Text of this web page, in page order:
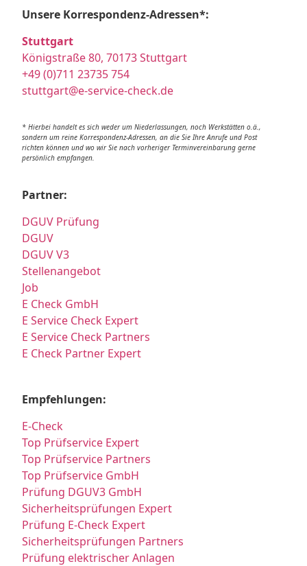
Unsere Korrespondenz-Adressen*:
Stuttgart
Königstraße 80, 70173 Stuttgart
+49 (0)711 23735 754
stuttgart@e-service-check.de
* Hierbei handelt es sich weder um Niederlassungen, noch Werkstätten o.ä.,
sondern um reine Korrespondenz-Adressen, an die Sie Ihre Anrufe und Post
richten können und wo wir Sie nach vorheriger Terminvereinbarung gerne
persönlich empfangen.
Partner:
DGUV Prüfung
DGUV
DGUV V3
Stellenangebot
Job
E Check GmbH
E Service Check Expert
E Service Check Partners
E Check Partner Expert
Empfehlungen:
E-Check
Top Prüfservice Expert
Top Prüfservice Partners
Top Prüfservice GmbH
Prüfung DGUV3 GmbH
Sicherheitsprüfungen Expert
Prüfung E-Check Expert
Sicherheitsprüfungen Partners
Prüfung elektrischer Anlagen